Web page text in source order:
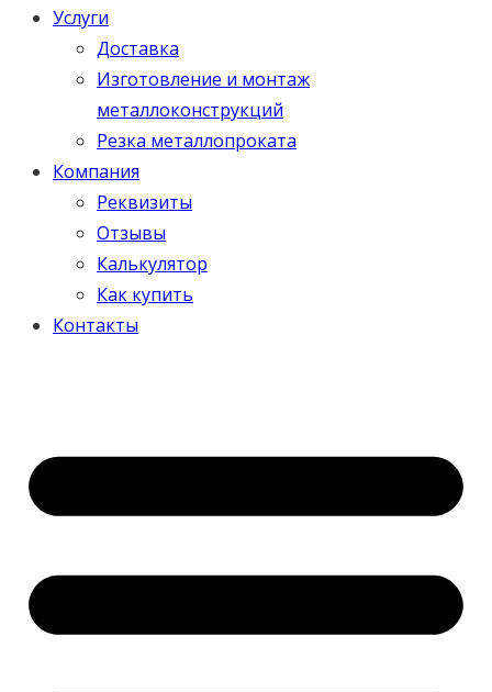
Услуги
Доставка
Изготовление и монтаж
металлоконструкций
Резка металлопроката
Компания
Реквизиты
Отзывы
Калькулятор
Как купить
Контакты